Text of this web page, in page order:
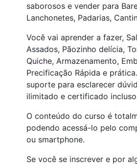
saborosos e vender para
Lanchonetes, Padarias,
Você vai aprender a fazer,
Assados, Pãozinho delícia,
Quiche, Armazenamento,
Precificação Rápida e
suporte para esclarecer
ilimitado e certificado
O conteúdo do curso é
podendo acessá-lo pelo
ou smartphone.
Se você se inscrever e por